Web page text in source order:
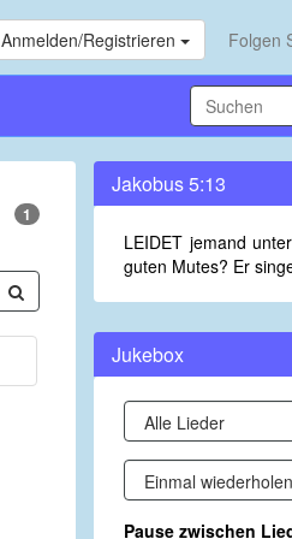
Anmelden/Registrieren Folgen
1
Jakobus 5:13
LEIDET jemand
guten Mutes? Er
Jukebox
Pause zwischen